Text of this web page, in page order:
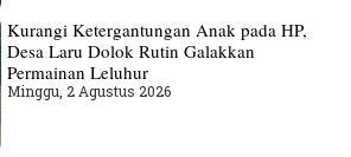
Kurangi Ketergantungan Anak pada HP,
Desa Laru Dolok Rutin Galakkan
Permainan Leluhur
Minggu, 2 Agustus 2026